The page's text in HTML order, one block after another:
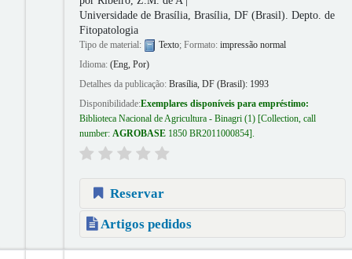
Universidade de Brasília, Brasília, DF (Brasil). Depto. de
Fitopatologia
Tipo de material: Texto; Formato: impressão normal
Idioma: (Eng, Por)
Detalhes da publicação: Brasília, DF (Brasil): 1993
Disponibilidade:Exemplares disponíveis para empréstimo:
Biblioteca Nacional de Agricultura - Binagri(1) Collection, call
number: AGROBASE 1850 BR2011000854 .
Reservar
Artigos pedidos